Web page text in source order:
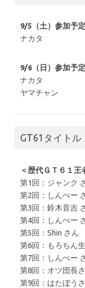
9/5（土）参加予定
ナカタ
9/6（日）参加予定
ナカタ
ヤマチャン
GT61タイトル
＜歴代ＧＴ６１王
第1回：ジャンク
第2回：しんぺー
第3回：鈴木音吉
第4回：しんぺー
第5回：Shin さん
第6回：もろちん
第7回：しんぺー
第8回：オツ団長
第9回：はたぼう